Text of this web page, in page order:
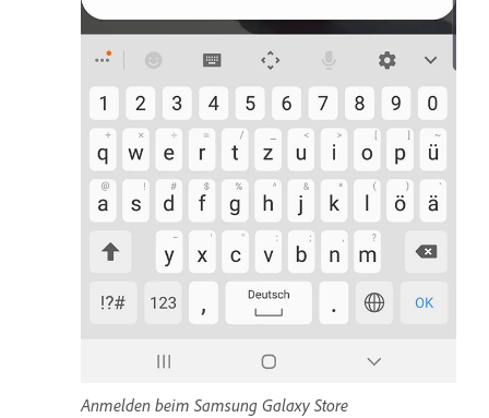
Anmelden beim Samsung Galaxy Store